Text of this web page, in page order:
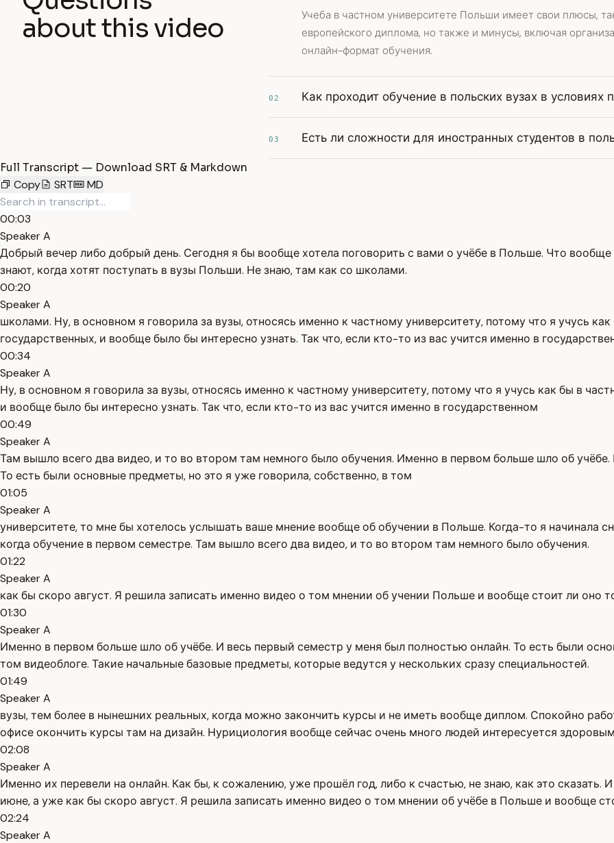
about this video
Учеба в частном университете Польши имеет свои плюсы,
европейского диплома, но также и минусы, включая
онлайн-формат обучения.
02 Как проходит обучение в польских вузах в условиях
03 Есть ли сложности для иностранных студентов в
Full Transcript — Download SRT & Markdown
Copy
SRT MD
00:03
Speaker A
Добрый вечер либо добрый день. Сегодня я бы вообще хотела поговорить с вами о учёбе в Польше. Что
знают, когда хотят поступать в вузы Польши. Не знаю, там как со школами.
00:20
Speaker A
школами. Ну, в основном я говорила за вузы, относясь именно к частному университету, потому что я учусь
государственных, и вообще было бы интересно узнать. Так что, если кто-то из вас учится именно в
00:34
Speaker A
Ну, в основном я говорила за вузы, относясь именно к частному университету, потому что я учусь как бы в
и вообще было бы интересно узнать. Так что, если кто-то из вас учится именно в государственном
00:49
Speaker A
Там вышло всего два видео, и то во втором там немного было обучения. Именно в первом больше шло об
То есть были основные предметы, но это я уже говорила, собственно, в том
01:05
Speaker A
университете, то мне бы хотелось услышать ваше мнение вообще об обучении в Польше. Когда-то я начинала
когда обучение в первом семестре. Там вышло всего два видео, и то во втором там немного было обучения.
01:22
Speaker A
как бы скоро август. Я решила записать именно видео о том мнении об учении Польше и вообще стоит ли оно
01:30
Speaker A
Именно в первом больше шло об учёбе. И весь первый семестр у меня был полностью онлайн. То есть были
том видеоблоге. Такие начальные базовые предметы, которые ведутся у нескольких сразу специальностей.
01:49
Speaker A
вузы, тем более в нынешних реальных, когда можно закончить курсы и не иметь вообще диплом. Спокойно
офисе окончить курсы там на дизайн. Нурициология вообще сейчас очень много людей интересуется
02:08
Speaker A
Именно их перевели на онлайн. Как бы, к сожалению, уже прошёл год, либо к счастью, не знаю, как это сказать.
июне, а уже как бы скоро август. Я решила записать именно видео о том мнении об учёбе в Польше и вообще
02:24
Speaker A